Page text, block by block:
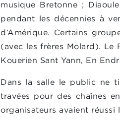
musique Bretonne ;
pendant les décennies à
d’Amérique. Certains
(avec les frères Molard). Le
Kouerien Sant Yann, En
Dans la salle le public ne
travées pour des chaînes
organisateurs avaient réussi